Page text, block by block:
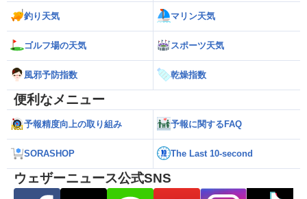
釣り天気 マリン天気
ゴルフ場の天気 スポーツ天気
風邪予防指数 乾燥指数
便利なメニュー
予報精度向上の取り組み 予報に関するFAQ
SORASHOP The Last 10-second
ウェザーニュース公式SNS